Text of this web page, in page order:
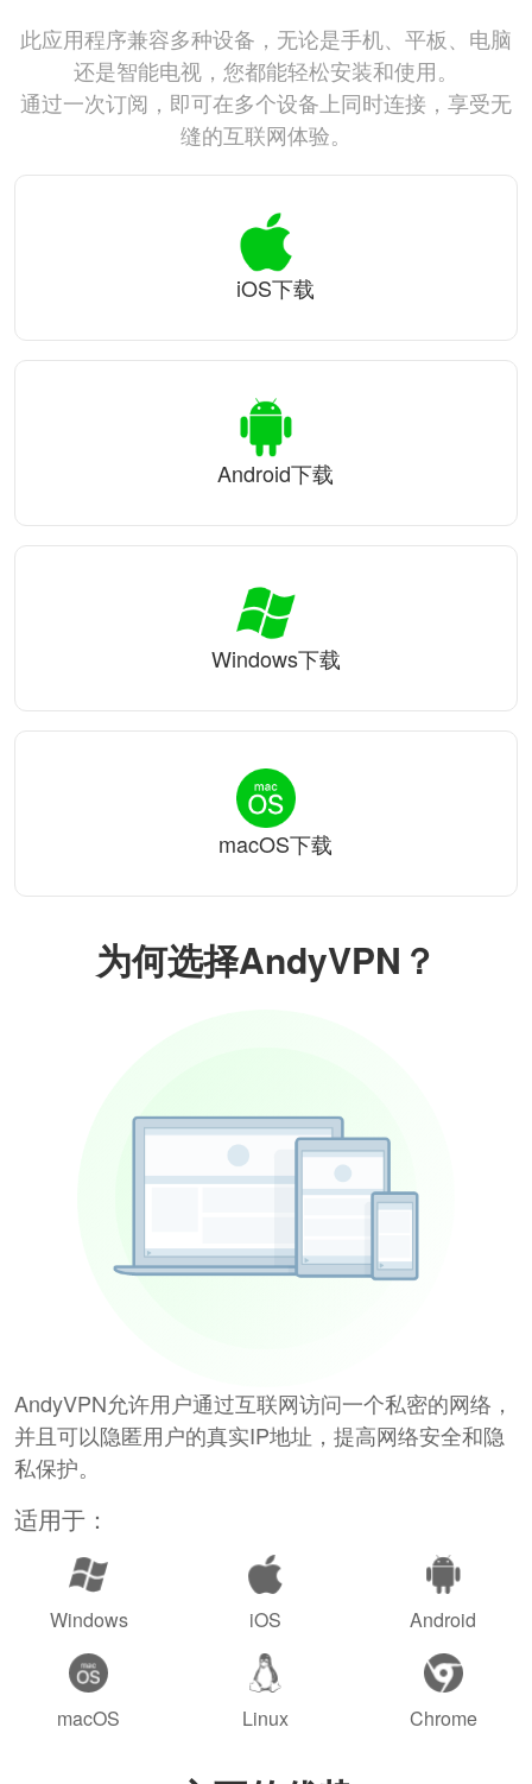
为何选择AndyVPN？
AndyVPN允许用户通过互联网访问一个私密的网络，
并且可以隐匿用户的真实IP地址，提高网络安全和隐
私保护。
适用于：
Windows iOS Android
macOS Linux Chrome
此应用程序兼容多种设备，无论是手机、平板、电脑
还是智能电视，您都能轻松安装和使用。
通过一次订阅，即可在多个设备上同时连接，享受无
缝的互联网体验。
iOS下载
Android下载
Windows下载
macOS下载